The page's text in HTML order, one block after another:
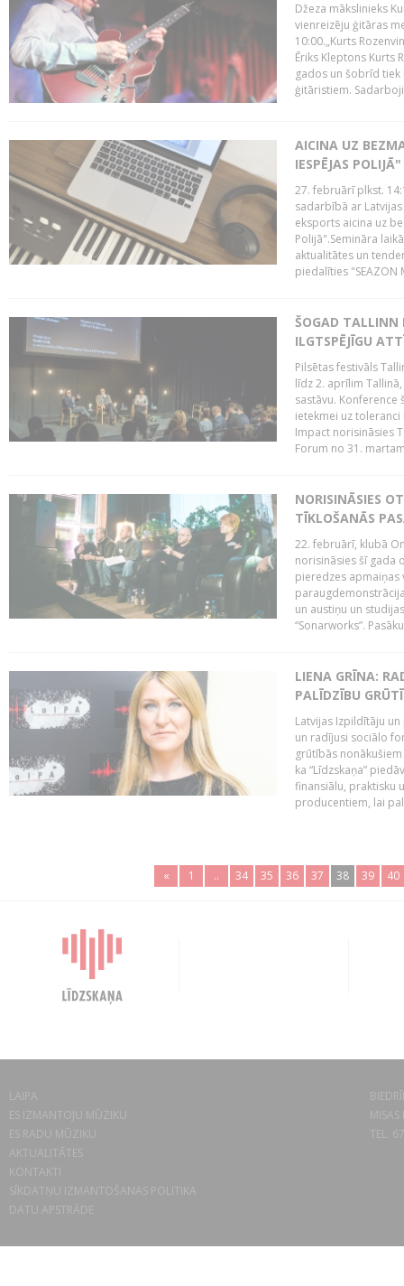
Džeza mākslinieks
vienreizēju ģitāras
10:00.„Kurts
Ēriks Kleptons Kurts
gados un šobrīd
ģitāristiem.
AICINA UZ
IESPĒJAS POLIJĀ"
27. februārī plkst.
sadarbībā ar
eksports aicina uz
Polijā".Semināra
aktualitātes un
piedalīties "SEAZON
ŠOGAD TALLINN
ILGTSPĒJĪGU
Pilsētas festivāls
līdz 2. aprīlim
sastāvu.
ietekmei uz
Impact norisināsies
Forum no 31.
NORISINĀSIES
TĪKLOŠANĀS
22. februārī, klubā
norisināsies šī gada
pieredzes apmaiņas
un austiņu un
“Sonarworks”.
LIENA GRĪNA:
PALĪDZĪBU
Latvijas Izpildītāju
un radījusi sociālo
grūtībās
ka “Līdzskaņa”
finansiālu, praktisku
producentiem, lai
« 1 .. 34 35 36 37 38 39 40
LAIPA
ES IZMANTOJU MŪZIKU
ES RADU MŪZIKU
AKTUALITĀTES
KONTAKTI
SĪKDATŅU IZMANTOŠANAS POLITIKA
DATU APSTRĀDE
TEL.